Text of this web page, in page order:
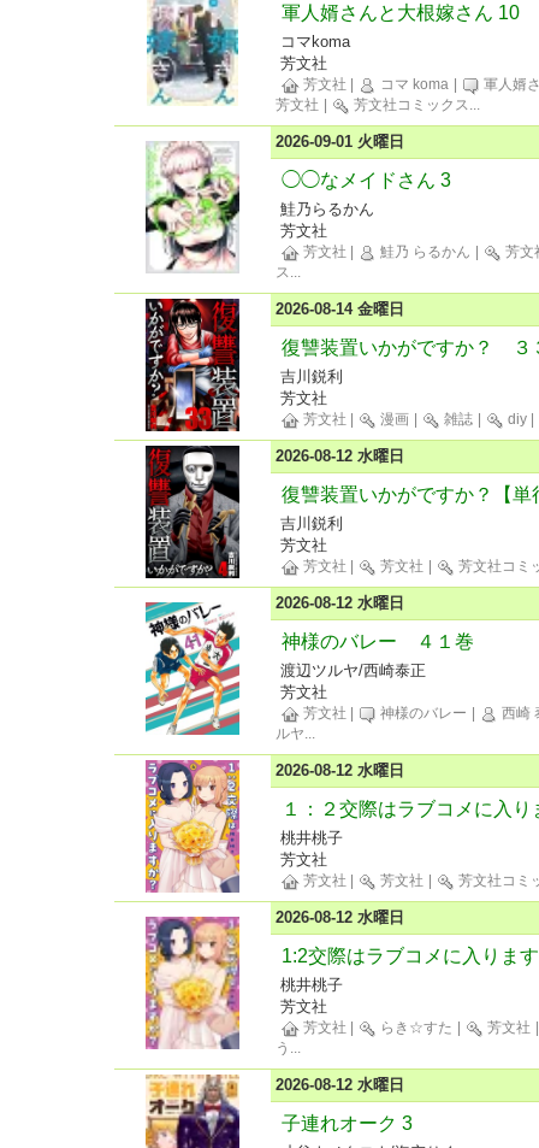
軍人婿さんと大根嫁さん 10
コマkoma
芳文社
芳文社 コマ koma
軍人婿
芳文社
芳文社コミックス...
2026-09-01 火曜日
◯◯なメイドさん 3
鮭乃らるかん
芳文社
芳文社 鮭乃 らるかん
芳文
ス...
2026-08-14 金曜日
復讐装置いかがですか？ ３
吉川鋭利
芳文社
芳文社 漫画 雑誌 diy
2026-08-12 水曜日
復讐装置いかがですか？【
吉川鋭利
芳文社
芳文社 芳文社 芳文社コミ
2026-08-12 水曜日
神様のバレー ４１巻
渡辺ツルヤ/西崎泰正
芳文社
芳文社 神様のバレー
西崎
ルヤ...
2026-08-12 水曜日
１：２交際はラブコメに入
桃井桃子
芳文社
芳文社 芳文社 芳文社コミ
2026-08-12 水曜日
1:2交際はラブコメに入りま
桃井桃子
芳文社
芳文社 らき☆すた 芳文社
う ...
2026-08-12 水曜日
子連れオーク 3